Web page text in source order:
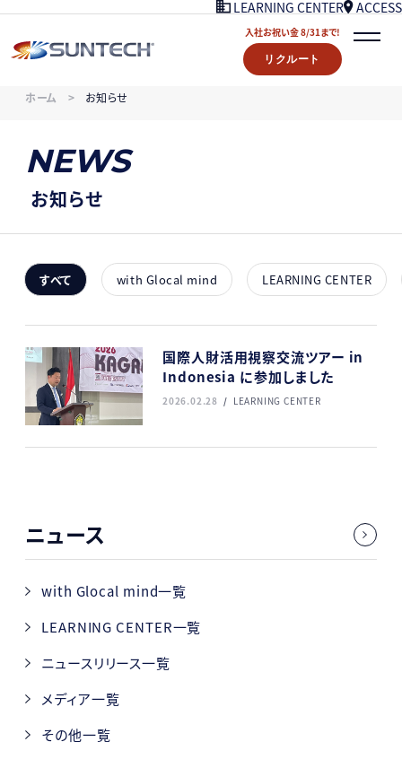
LEARNING CENTER ACCESS
入社お祝い金 8/31まで!
リクルート
STORY
LEARNING CENTER
入社お祝い金プレゼント 8/31まで！
リクルート
ホーム お知らせ
NEWS
お知らせ
すべて with Glocal mind LEARNING CENTER
国際人財活用視察交流ツアー in
Indonesia に参加しました
2026.02.28 LEARNING CENTER
ニュース
with Glocal mind一覧
LEARNING CENTER一覧
ニュースリリース一覧
メディア一覧
その他一覧